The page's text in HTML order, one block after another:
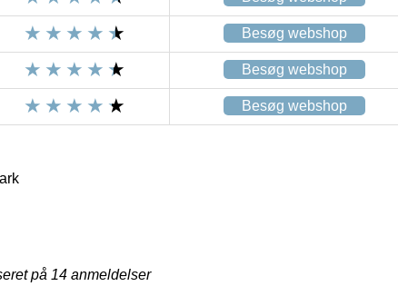
Besøg webshop
Besøg webshop
Besøg webshop
på 14 anmeldelser